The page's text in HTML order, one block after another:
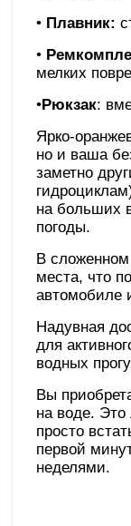
• Плавник:
•
мелких
•Рюкзак:
Ярко-
но и ваша
заметно
на больших
погоды.
В
места, что
автомобиле
Надувная
для
водных
Вы
на воде. Это
просто
первой
неделями.